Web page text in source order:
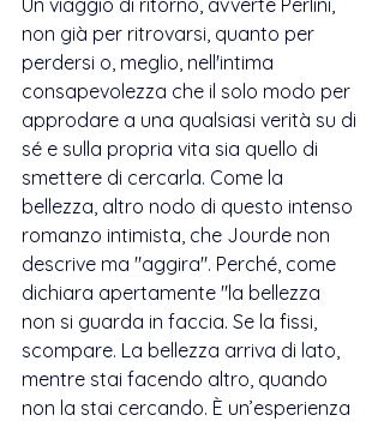
Un viaggio di ritorno, avverte Perlini,
non già per ritrovarsi, quanto per
perdersi o, meglio, nell'intima
consapevolezza che il solo modo per
approdare a una qualsiasi verità su di
sé e sulla propria vita sia quello di
smettere di cercarla. Come la
bellezza, altro nodo di questo intenso
romanzo intimista, che Jourde non
descrive ma "aggira". Perché, come
dichiara apertamente "la bellezza
non si guarda in faccia. Se la fissi,
scompare. La bellezza arriva di lato,
mentre stai facendo altro, quando
non la stai cercando. È un’esperienza